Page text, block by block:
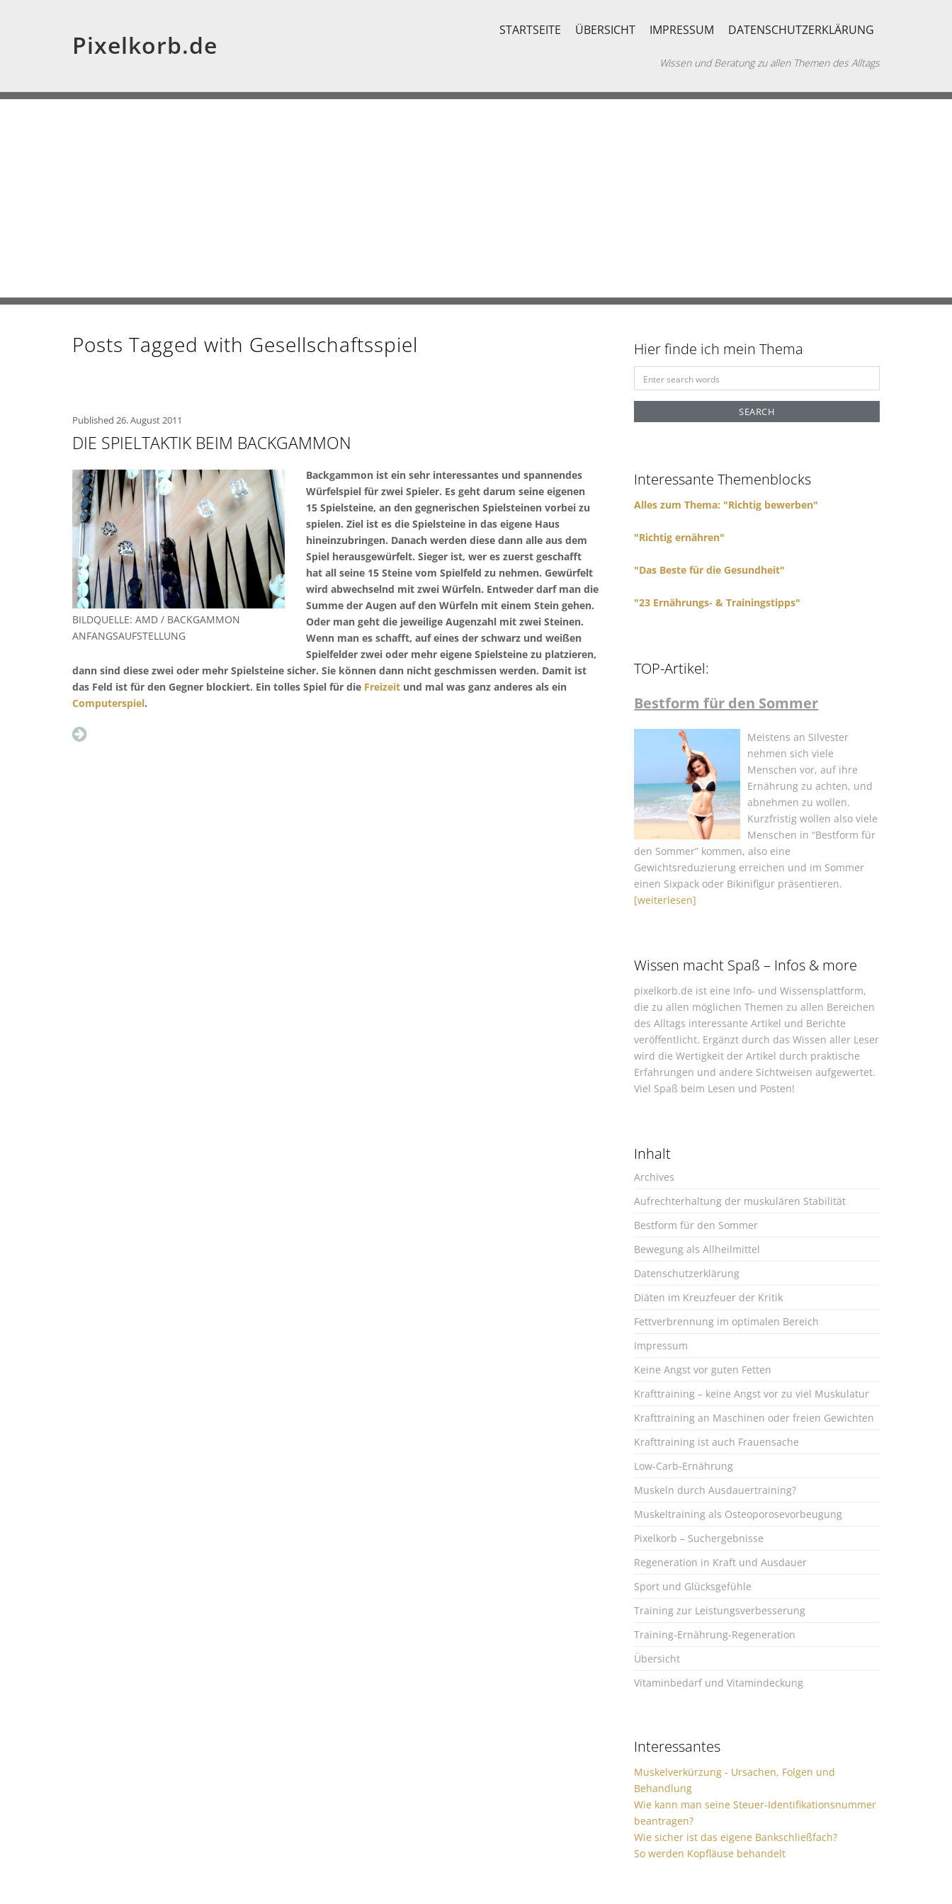
Pixelkorb.de
STARTSEITE ÜBERSICHT IMPRESSUM DATENSCHUTZERKLÄRUNG
Wissen und Beratung zu allen Themen des Alltags
Posts Tagged with Gesellschaftsspiel
Published 26. August 2011
DIE SPIELTAKTIK BEIM BACKGAMMON
BILDQUELLE: AMD / BACKGAMMON
ANFANGSAUFSTELLUNG
Backgammon ist ein sehr interessantes und spannendes
Würfelspiel für zwei Spieler. Es geht darum seine eigenen
15 Spielsteine, an den gegnerischen Spielsteinen vorbei zu
spielen. Ziel ist es die Spielsteine in das eigene Haus
hineinzubringen. Danach werden diese dann alle aus dem
Spiel herausgewürfelt. Sieger ist, wer es zuerst geschafft
hat all seine 15 Steine vom Spielfeld zu nehmen. Gewürfelt
wird abwechselnd mit zwei Würfeln. Entweder darf man die
Summe der Augen auf den Würfeln mit einem Stein gehen.
Oder man geht die jeweilige Augenzahl mit zwei Steinen.
Wenn man es schafft, auf eines der schwarz und weißen
Spielfelder zwei oder mehr eigene Spielsteine zu platzieren,
dann sind diese zwei oder mehr Spielsteine sicher. Sie können dann nicht geschmissen werden. Damit ist
das Feld ist für den Gegner blockiert. Ein tolles Spiel für die Freizeit und mal was ganz anderes als ein
Computerspiel.
Hier finde ich mein Thema
e
r
f
o
r
Interessante Themenblocks
Alles zum Thema: "Richtig bewerben"
"Richtig ernähren"
"Das Beste für die Gesundheit"
"23 Ernährungs- & Trainingstipps"
TOP-Artikel:
Bestform für den Sommer
Meistens an Silvester
nehmen sich viele
Menschen vor, auf ihre
Ernährung zu achten, und
abnehmen zu wollen.
Kurzfristig wollen also viele
Menschen in “Bestform für
den Sommer” kommen, also eine
Gewichtsreduzierung erreichen und im Sommer
einen Sixpack oder Bikinifigur präsentieren.
[weiterlesen]
Wissen macht Spaß – Infos & more
pixelkorb.de ist eine Info- und Wissensplattform,
die zu allen möglichen Themen zu allen Bereichen
des Alltags interessante Artikel und Berichte
veröffentlicht. Ergänzt durch das Wissen aller Leser
wird die Wertigkeit der Artikel durch praktische
Erfahrungen und andere Sichtweisen aufgewertet.
Viel Spaß beim Lesen und Posten!
Inhalt
Archives
Aufrechterhaltung der muskulären Stabilität
Bestform für den Sommer
Bewegung als Allheilmittel
Datenschutzerklärung
Diäten im Kreuzfeuer der Kritik
Fettverbrennung im optimalen Bereich
Impressum
Keine Angst vor guten Fetten
Krafttraining – keine Angst vor zu viel Muskulatur
Krafttraining an Maschinen oder freien Gewichten
Krafttraining ist auch Frauensache
Low-Carb-Ernährung
Muskeln durch Ausdauertraining?
Muskeltraining als Osteoporosevorbeugung
Pixelkorb – Suchergebnisse
Regeneration in Kraft und Ausdauer
Sport und Glücksgefühle
Training zur Leistungsverbesserung
Training-Ernährung-Regeneration
Übersicht
Vitaminbedarf und Vitamindeckung
Interessantes
Muskelverkürzung - Ursachen, Folgen und
Behandlung
Wie kann man seine Steuer-Identifikationsnummer
beantragen?
Wie sicher ist das eigene Bankschließfach?
So werden Kopfläuse behandelt